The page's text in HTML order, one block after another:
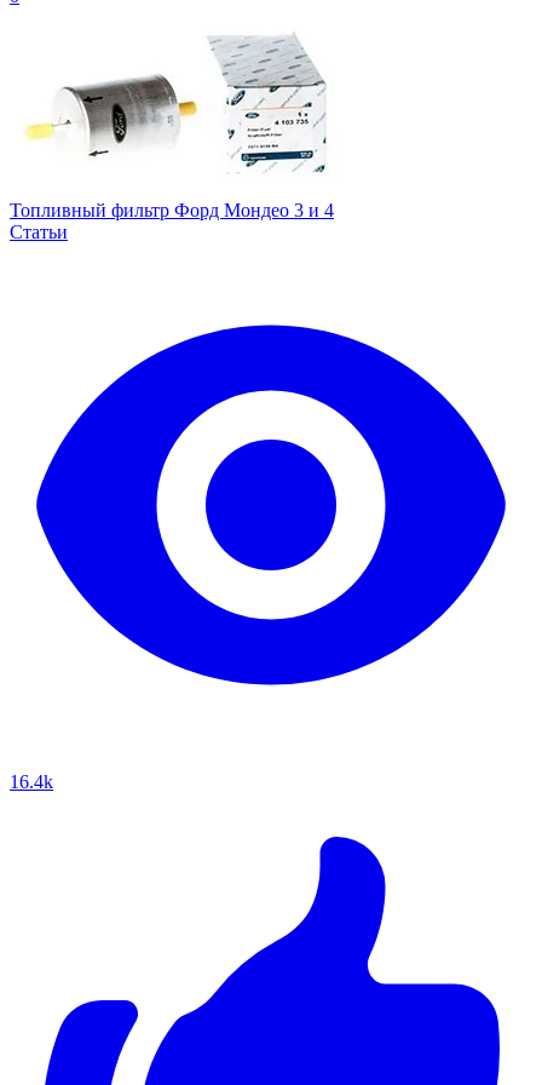
Топливный фильтр Форд Мондео 3 и 4
Статьи
16.4k